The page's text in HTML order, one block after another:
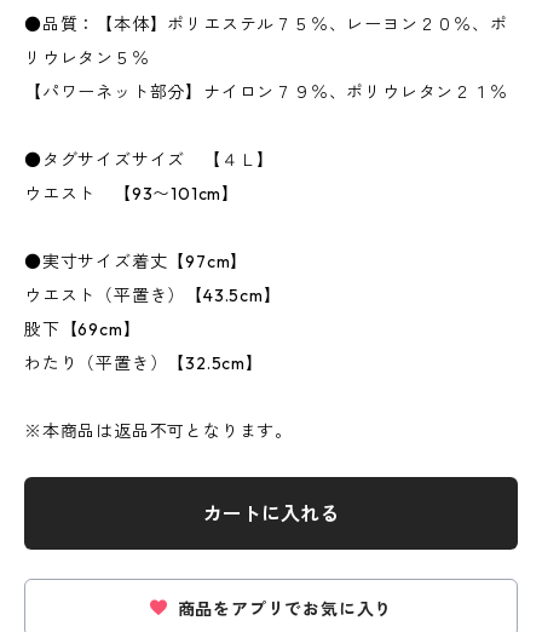
●品質：【本体】ポリエステル７５％、レーヨン２０％、ポ
リウレタン５％
【パワーネット部分】ナイロン７９％、ポリウレタン２１％
●タグサイズサイズ 【４Ｌ】
ウエスト 【93〜101cm】
●実寸サイズ着丈【97cm】
ウエスト（平置き）【43.5cm】
股下【69cm】
わたり（平置き）【32.5cm】
※本商品は返品不可となります。
カートに入れる
商品をアプリでお気に入り